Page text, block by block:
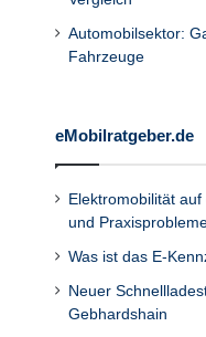
Automobilsektor:
Fahrzeuge
eMobilratgeber.de
Elektromobilität
und
Was ist das E-
Neuer
Gebhardshain